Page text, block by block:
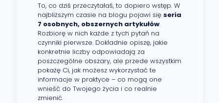
To, co dziś przeczytałaś, to dopiero wstęp. W
najbliższym czasie na blogu pojawi się seria
7 osobnych, obszernych artykułów.
Rozbiorę w nich każde z tych pytań na
czynniki pierwsze. Dokładnie opiszę, jakie
konkretnie liczby odpowiadają za
poszczególne obszary, ale przede wszystkim
pokażę Ci, jak możesz wykorzystać te
informacje w praktyce – co mogą one
wnieść do Twojego życia i co realnie
zmienić.